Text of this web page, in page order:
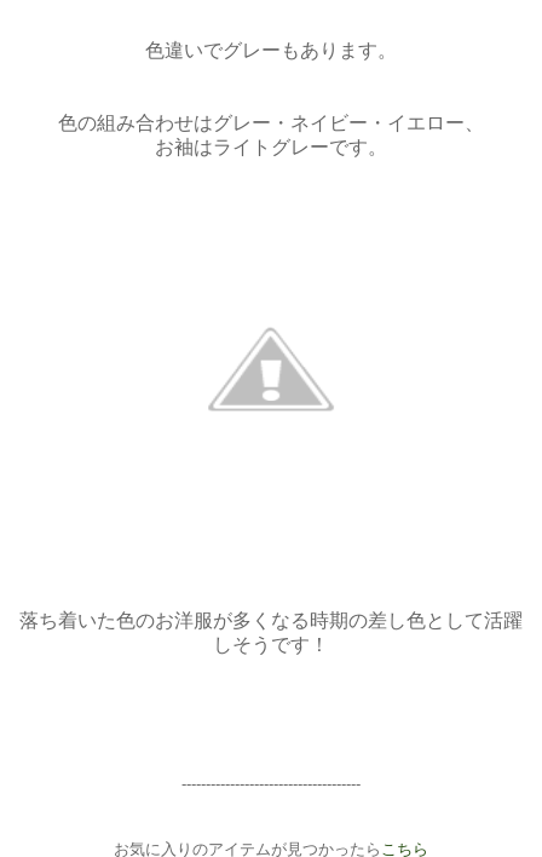
色違いでグレーもあります。
色の組み合わせはグレー・ネイビー・イエロー、
お袖はライトグレーです。
落ち着いた色のお洋服が多くなる時期の差し色として活躍
しそうです！
-------------------------------------
お気に入りのアイテムが見つかったら こちら